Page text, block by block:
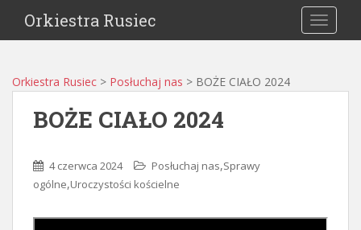
Orkiestra Rusiec
Orkiestra Rusiec > Posłuchaj nas > BOŻE CIAŁO 2024
BOŻE CIAŁO 2024
4 czerwca 2024 Posłuchaj nas,Sprawy
ogólne,Uroczystości kościelne